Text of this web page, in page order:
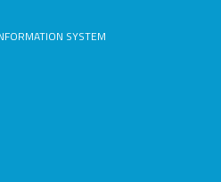
SYSTEM